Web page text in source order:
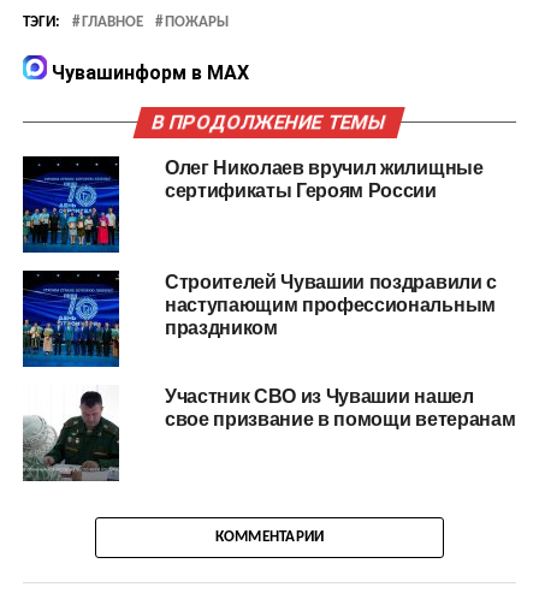
ТЭГИ: ГЛАВНОЕ ПОЖАРЫ
Чувашинформ в MAX
В ПРОДОЛЖЕНИЕ ТЕМЫ
Олег Николаев вручил жилищные
сертификаты Героям России
Строителей Чувашии поздравили с
наступающим профессиональным
праздником
Участник СВО из Чувашии нашел
свое призвание в помощи ветеранам
КОММЕНТАРИИ